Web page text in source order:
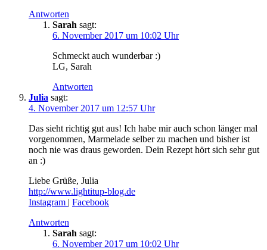
Antworten
Sarah sagt:
6. November 2017 um 10:02 Uhr
Schmeckt auch wunderbar :)
LG, Sarah
Antworten
Julia sagt:
4. November 2017 um 12:57 Uhr
Das sieht richtig gut aus! Ich habe mir auch schon länger mal
vorgenommen, Marmelade selber zu machen und bisher ist
noch nie was draus geworden. Dein Rezept hört sich sehr gut
an :)
Liebe Grüße, Julia
http://www.lightitup-blog.de
Instagram | Facebook
Antworten
Sarah sagt:
6. November 2017 um 10:02 Uhr